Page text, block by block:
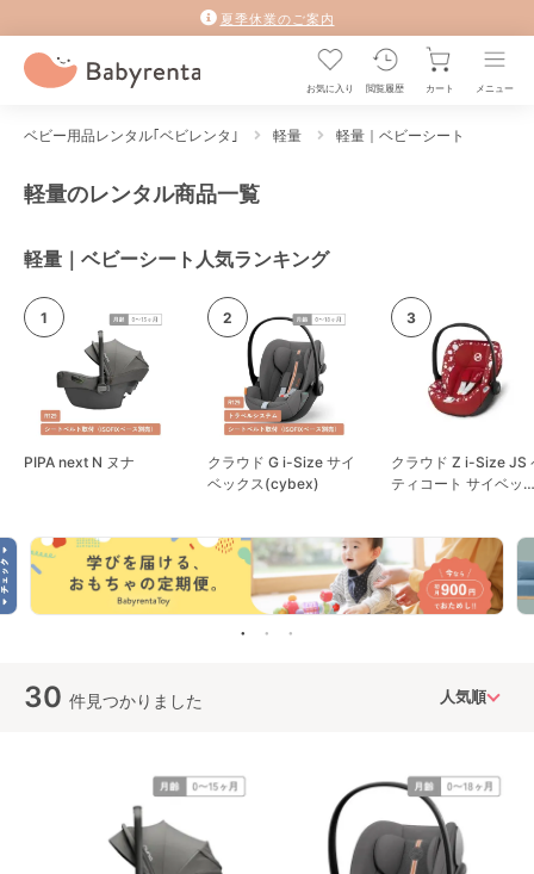
夏季休業のご案内
お気に入り 閲覧履歴 カート メニュー
ベビー用品レンタル｢ベビレンタ｣ 軽量 軽量｜ベビーシート
軽量のレンタル商品一覧
軽量｜ベビーシート人気ランキング
PIPA next N ヌナ
クラウド G i-Size サイ
ベックス(cybex)
クラウド Z i-Size JS
ティコート サイベッ
30 件見つかりました